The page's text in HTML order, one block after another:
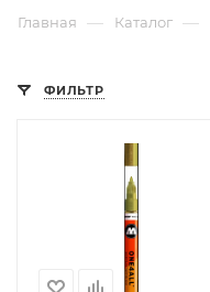
Главная — Каталог —
ФИЛЬТР